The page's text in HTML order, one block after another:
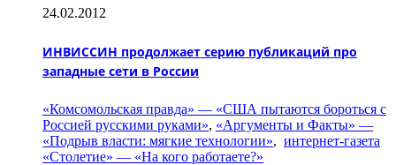
24.02.2012
ИНВИССИН продолжает серию публикаций про
западные сети в России
«Комсомольская правда» — «США пытаются бороться с
Россией русскими руками», «Аргументы и Факты» —
«Подрыв власти: мягкие технологии», интернет-газета
«Столетие» — «На кого работаете?»